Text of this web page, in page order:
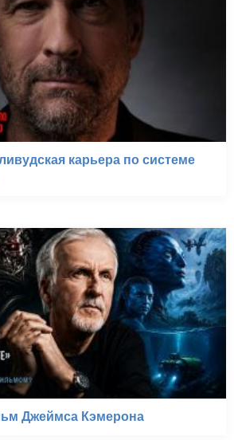
карьера по системе
Джеймса Кэмерона